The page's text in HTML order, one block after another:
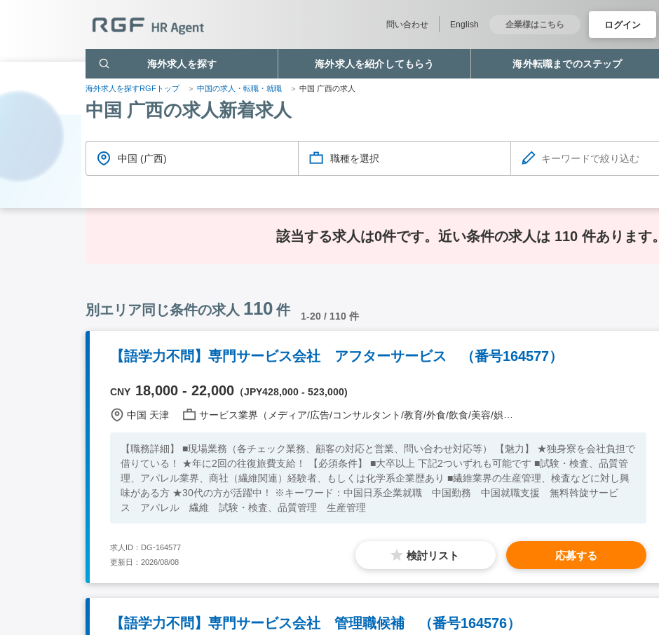
問い合わせ English 企業様はこちら ログイン
海外求人を探す 海外求人を紹介してもらう 海外転職までのステップ
海外求人を探すRGFトップ 中国の求人・転職・就職 中国 广西の求人
中国 广西の求人新着求人
中国 (广西) 職種を選択
該当する求人は0件です。 近い条件の求人は 110 件あります。
別エリア同じ条件の求人 110 件 1-20 / 110 件
【語学力不問】専門サービス会社 アフターサービス （番号164577）
CNY 18,000 - 22,000 （JPY428,000 - 523,000)
中国 天津 サービス業界（メディア/広告/コンサルタント/教育/外食/飲食/美容/娯楽/士業 他）
【職務詳細】 ■現場業務（各チェック業務、顧客の対応と営業、問い合わせ対応等） 【魅力】 ★独身寮を会社負担で
借りている！ ★年に2回の往復旅費支給！ 【必須条件】 ■大卒以上 下記2ついずれも可能です ■試験・検査、品質管
理、アパレル業界、商社（繊維関連）経験者、もしくは化学系企業歴あり ■繊維業界の生産管理、検査などに対し興
味がある方 ★30代の方が活躍中！ ※キーワード：中国日系企業就職 中国勤務 中国就職支援 無料斡旋サービ
ス アパレル 繊維 試験・検査、品質管理 生産管理
検討リスト 応募する
求人ID：DG-164577
更新日：2026/08/08
【語学力不問】専門サービス会社 管理職候補 （番号164576）